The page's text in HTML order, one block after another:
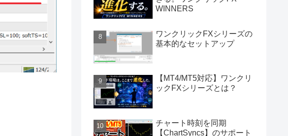
WINNERS
ワンクリックFXシリーズの
基本的なセットアップ
【MT4/MT5対応】ワンクリ
ックFXシリーズとは？
チャート時刻を同期
【ChartSyncs】のサポート